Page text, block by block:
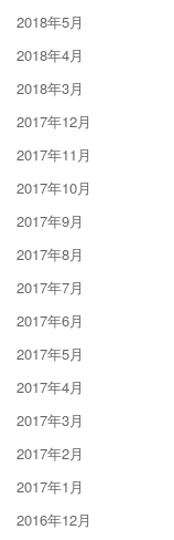
2018年5月
2018年4月
2018年3月
2017年12月
2017年11月
2017年10月
2017年9月
2017年8月
2017年7月
2017年6月
2017年5月
2017年4月
2017年3月
2017年2月
2017年1月
2016年12月